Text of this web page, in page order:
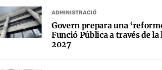
ADMINISTRACIÓ
Govern prepara una
Funció Pública a través de
2027